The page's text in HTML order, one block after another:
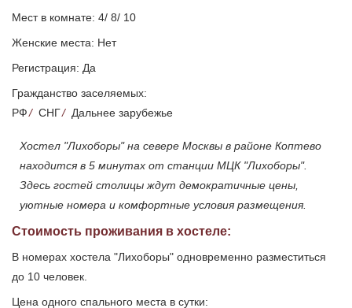
Мест в комнате: 4/ 8/ 10
Женские места: Нет
Регистрация: Да
Гражданство заселяемых:
РФ/ СНГ/ Дальнее зарубежье
Хостел "Лихоборы" на севере Москвы в районе Коптево
находится в 5 минутах от станции МЦК "Лихоборы".
Здесь гостей столицы ждут демократичные цены,
уютные номера и комфортные условия размещения.
Стоимость проживания в хостеле:
В номерах хостела "Лихоборы" одновременно разместиться
до 10 человек.
Цена одного спального места в сутки: